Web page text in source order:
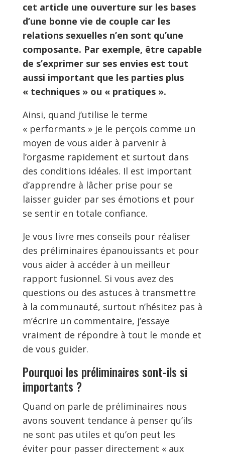
cet article une ouverture sur les bases
d’une bonne vie de couple car les
relations sexuelles n’en sont qu’une
composante. Par exemple, être capable
de s’exprimer sur ses envies est tout
aussi important que les parties plus
« techniques » ou « pratiques ».
Ainsi, quand j’utilise le terme
« performants » je le perçois comme un
moyen de vous aider à parvenir à
l’orgasme rapidement et surtout dans
des conditions idéales. Il est important
d’apprendre à lâcher prise pour se
laisser guider par ses émotions et pour
se sentir en totale confiance.
Je vous livre mes conseils pour réaliser
des préliminaires épanouissants et pour
vous aider à accéder à un meilleur
rapport fusionnel. Si vous avez des
questions ou des astuces à transmettre
à la communauté, surtout n’hésitez pas à
m’écrire un commentaire, j’essaye
vraiment de répondre à tout le monde et
de vous guider.
Pourquoi les préliminaires sont-ils si
importants ?
Quand on parle de préliminaires nous
avons souvent tendance à penser qu’ils
ne sont pas utiles et qu’on peut les
éviter pour passer directement « aux